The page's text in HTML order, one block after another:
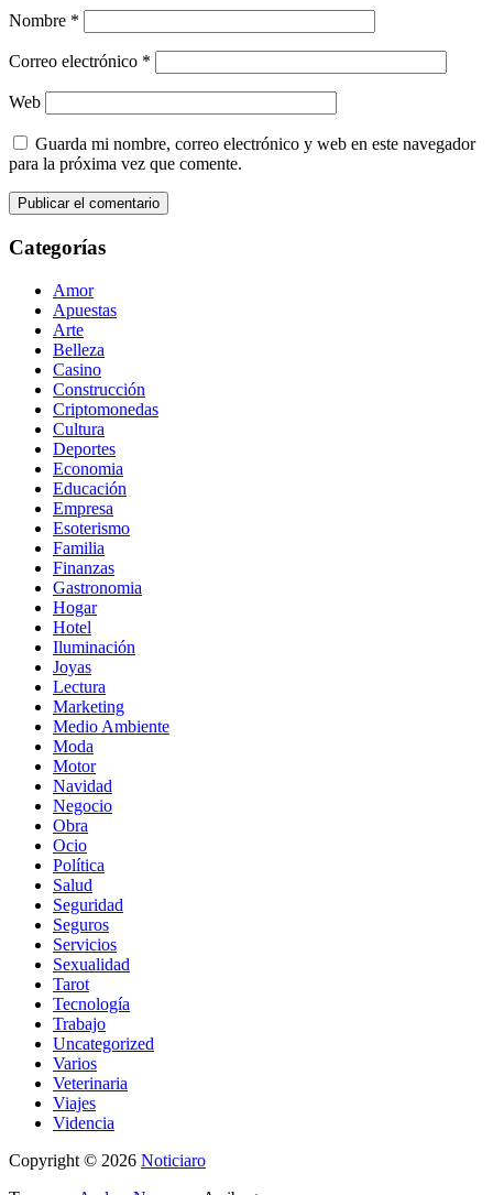
Nombre *
Correo electrónico *
Web
Guarda mi nombre, correo electrónico y web en este navegador
para la próxima vez que comente.
Categorías
Amor
Apuestas
Arte
Belleza
Casino
Construcción
Criptomonedas
Cultura
Deportes
Economia
Educación
Empresa
Esoterismo
Familia
Finanzas
Gastronomia
Hogar
Hotel
Iluminación
Joyas
Lectura
Marketing
Medio Ambiente
Moda
Motor
Navidad
Negocio
Obra
Ocio
Política
Salud
Seguridad
Seguros
Servicios
Sexualidad
Tarot
Tecnología
Trabajo
Uncategorized
Varios
Veterinaria
Viajes
Videncia
Copyright © 2026 Noticiaro